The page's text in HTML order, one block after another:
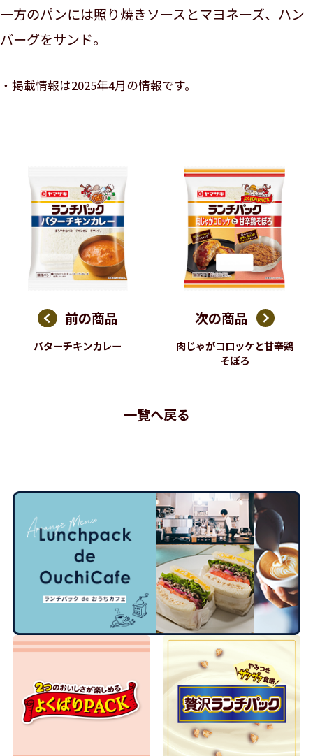
一方のパンには照り焼きソースとマヨネーズ、ハン
バーグをサンド。
掲載情報は2025年4月の情報です。
前の商品
バターチキンカレー
一覧へ戻る
次の商品
肉じゃがコロッケと甘辛鶏
そぼろ